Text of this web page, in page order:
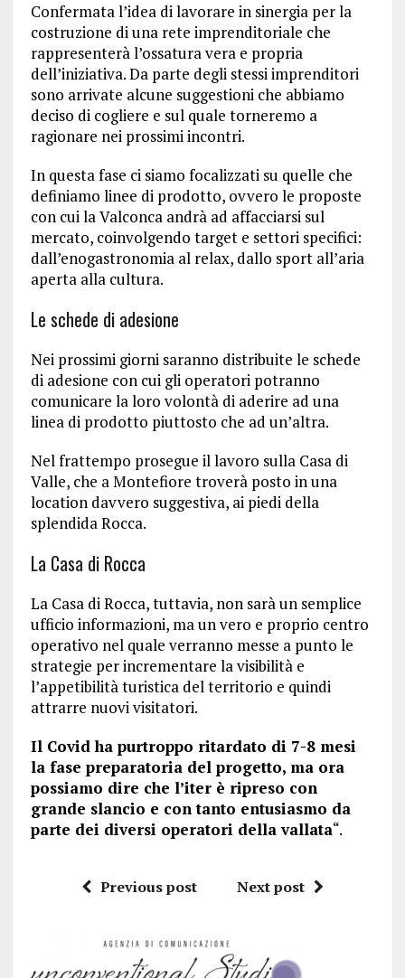
Confermata l’idea di lavorare in sinergia per la
costruzione di una rete imprenditoriale che
rappresenterà l’ossatura vera e propria
dell’iniziativa. Da parte degli stessi imprenditori
sono arrivate alcune suggestioni che abbiamo
deciso di cogliere e sul quale torneremo a
ragionare nei prossimi incontri.
In questa fase ci siamo focalizzati su quelle che
definiamo linee di prodotto, ovvero le proposte
con cui la Valconca andrà ad affacciarsi sul
mercato, coinvolgendo target e settori specifici:
dall’enogastronomia al relax, dallo sport all’aria
aperta alla cultura.
Le schede di adesione
Nei prossimi giorni saranno distribuite le schede
di adesione con cui gli operatori potranno
comunicare la loro volontà di aderire ad una
linea di prodotto piuttosto che ad un’altra.
Nel frattempo prosegue il lavoro sulla Casa di
Valle, che a Montefiore troverà posto in una
location davvero suggestiva, ai piedi della
splendida Rocca.
La Casa di Rocca
La Casa di Rocca, tuttavia, non sarà un semplice
ufficio informazioni, ma un vero e proprio centro
operativo nel quale verranno messe a punto le
strategie per incrementare la visibilità e
l’appetibilità turistica del territorio e quindi
attrarre nuovi visitatori.
Il Covid ha purtroppo ritardato di 7-8 mesi
la fase preparatoria del progetto, ma ora
possiamo dire che l’iter è ripreso con
grande slancio e con tanto entusiasmo da
parte dei diversi operatori della vallata“.
Previous post Next post